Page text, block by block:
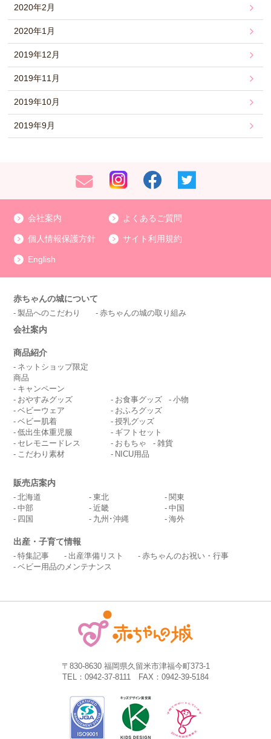
2020年2月
2020年1月
2019年12月
2019年11月
2019年10月
2019年9月
会社案内 よくあるご質問
個人情報保護方針 サイト利用規約
English
赤ちゃんの城について
製品へのこだわり 赤ちゃんの城の取り組み
会社案内
商品紹介
ネットショップ限定
商品
キャンペーン
おやすみグッズ
ベビーウェア
ベビー肌着
低出生体重児服
セレモニードレス
こだわり素材
お食事グッズ
小物
おふろグッズ
授乳グッズ
ギフトセット
おもちゃ
雑貨
NICU用品
販売店案内
北海道 東北
関東
中部
近畿
中国
四国
九州･沖縄 海外
出産・子育て情報
特集記事 出産準備リスト
赤ちゃんのお祝い・行事
ベビー用品のメンテナンス
〒830-8630 福岡県久留米市津福今町373-1
TEL：0942-37-8111 FAX：0942-39-5184